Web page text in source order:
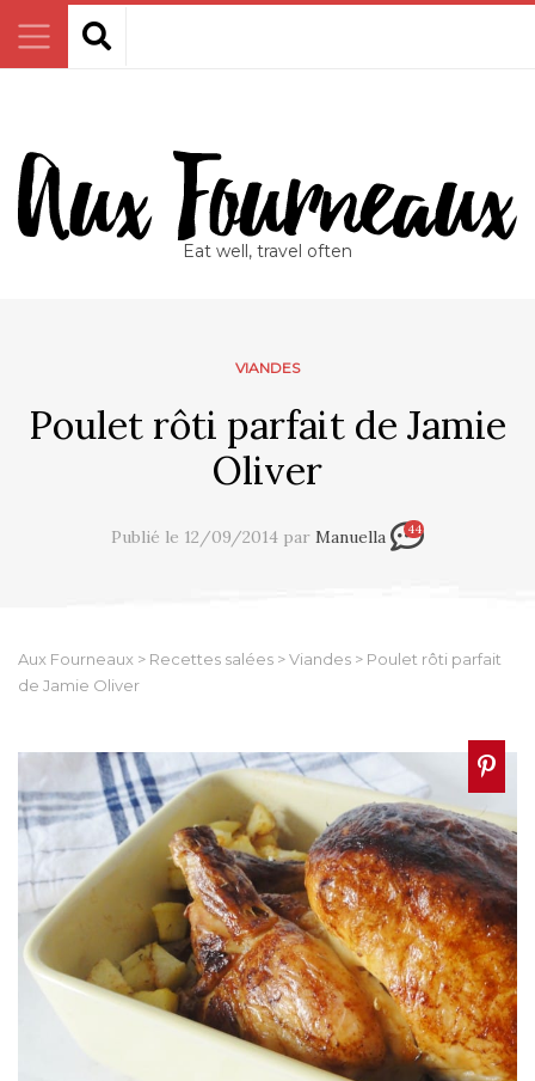
Eat well, travel often
VIANDES
Poulet rôti parfait de Jamie
Oliver
Publié le 12/09/2014 par Manuella 44
Aux Fourneaux > Recettes salées >Viandes > Poulet rôti parfait
de Jamie Oliver